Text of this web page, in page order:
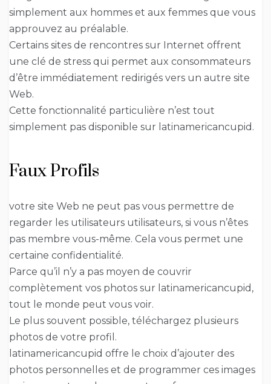
simplement aux hommes et aux femmes que vous
approuvez au préalable.
Certains sites de rencontres sur Internet offrent
une clé de stress qui permet aux consommateurs
d’être immédiatement redirigés vers un autre site
Web.
Cette fonctionnalité particulière n’est tout
simplement pas disponible sur latinamericancupid.
Faux Profils
votre site Web ne peut pas vous permettre de
regarder les utilisateurs utilisateurs, si vous n’êtes
pas membre vous-même. Cela vous permet une
certaine confidentialité.
Parce qu’il n’y a pas moyen de couvrir
complètement vos photos sur latinamericancupid,
tout le monde peut vous voir.
Le plus souvent possible, téléchargez plusieurs
photos de votre profil.
latinamericancupid offre le choix d’ajouter des
photos personnelles et de programmer ces images